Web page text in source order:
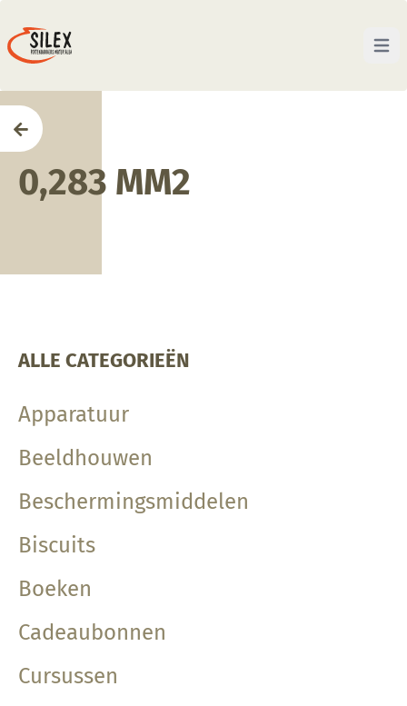
Open
0,283 MM2
ALLE CATEGORIEËN
Apparatuur
Beeldhouwen
Beschermingsmiddelen
Biscuits
Boeken
Cadeaubonnen
Cursussen